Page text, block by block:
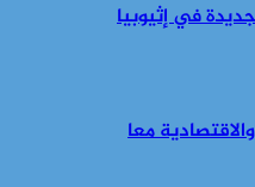
في إثيوبيا